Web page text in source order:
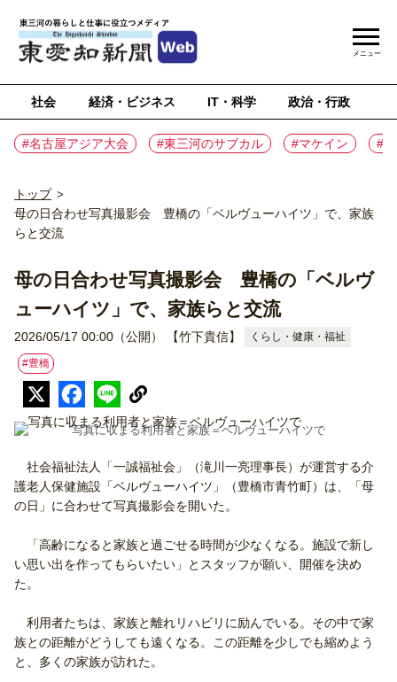
社会 経済・ビジネス IT・科学 政治・行政
#名古屋アジア大会 #東三河のサブカル #マケイン #
メニュー
トップ >
母の日合わせ写真撮影会 豊橋の「ベルヴューハイツ」で、家族
らと交流
母の日合わせ写真撮影会 豊橋の「ベルヴ
ューハイツ」で、家族らと交流
2026/05/17 00:00（公開） 【竹下貴信】 くらし・健康・福祉
#豊橋
写真に収まる利用者と家族＝ベルヴューハイツで
社会福祉法人「一誠福祉会」（滝川一亮理事長）が運営する介
護老人保健施設「ベルヴューハイツ」（豊橋市青竹町）は、「母
の日」に合わせて写真撮影会を開いた。
「高齢になると家族と過ごせる時間が少なくなる。施設で新し
い思い出を作ってもらいたい」とスタッフが願い、開催を決め
た。
利用者たちは、家族と離れリハビリに励んでいる。その中で家
族との距離がどうしても遠くなる。この距離を少しでも縮めよう
と、多くの家族が訪れた。